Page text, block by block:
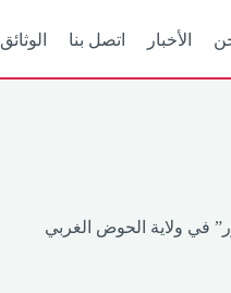
الأخبار اتصل بنا الوثائق
في ولاية الحوض الغربي